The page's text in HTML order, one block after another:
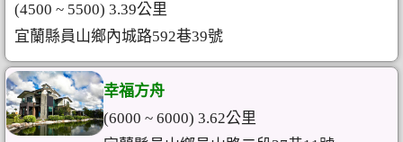
(4500 ~ 5500) 3.39公里
宜蘭縣員山鄉內城路592巷39號
幸福方舟
(6000 ~ 6000) 3.62公里